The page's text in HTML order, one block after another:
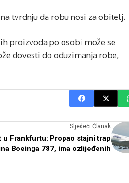
tvrdnju da robu nosi za obitelj.
proizvoda po osobi može se
dovesti do oduzimanja robe,
Sljedeći Članak
u Frankfurtu: Propao stajni trap
Boeinga 787, ima ozlijeđenih